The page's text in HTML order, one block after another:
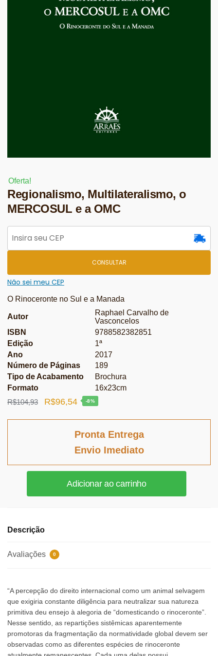
Oferta!
Regionalismo, Multilateralismo, o
MERCOSUL e a OMC
CONSULTAR
Não sei meu CEP
O Rinoceronte no Sul e a Manada
Autor
Raphael Carvalho de
Vasconcelos
ISBN
9788582382851
Edição
1ª
Ano
2017
Número de Páginas
189
Tipo de Acabamento
Brochura
Formato
16x23cm
R$104,93
O
R$96,54O
atual
-8%
Pronta Entrega
Envio Imediato
a
quantidade
Adicionar ao carrinho
Descrição
Avaliações 0
“A percepção do direito internacional como um animal selvagem
que exigiria constante diligência para neutralizar sua natureza
primitiva deu ensejo à alegoria de “domesticando o rinoceronte”.
Nesse sentido, as repartições sistêmicas aparentemente
promotoras da fragmentação da normatividade global devem ser
observadas como as diferentes espécies de rinoceronte